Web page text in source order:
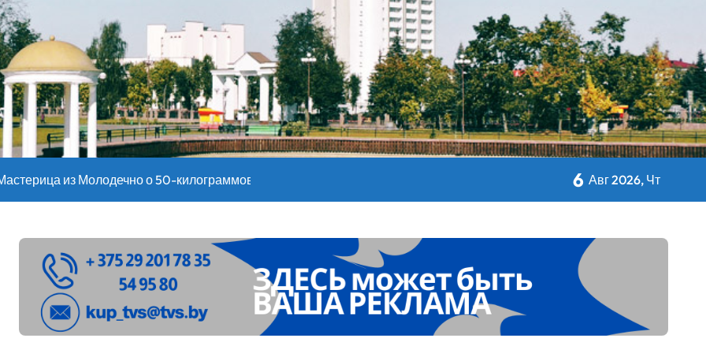
профилакториев. Лукашенко заслушал доклад главы Минсельхозпрода
из Молодечно о 50-килограммовом каравае для Дворца Независимости
детей с 1 сентября, рассказали в правительстве
– 05 08 2026
в Беларуси из-за жары
6 Авг 2026, Чт